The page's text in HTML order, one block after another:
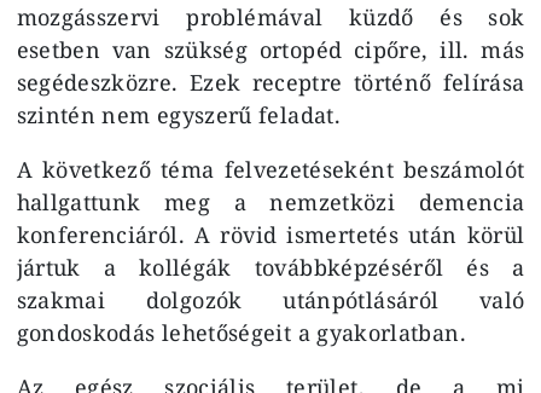
mozgásszervi problémával küzdő és sok
esetben van szükség ortopéd cipőre, ill. más
segédeszközre. Ezek receptre történő felírása
szintén nem egyszerű feladat.
A következő téma felvezetéseként beszámolót
hallgattunk meg a nemzetközi demencia
konferenciáról. A rövid ismertetés után körül
jártuk a kollégák továbbképzéséről és a
szakmai dolgozók utánpótlásáról való
gondoskodás lehetőségeit a gyakorlatban.
Az egész szociális terület, de a mi